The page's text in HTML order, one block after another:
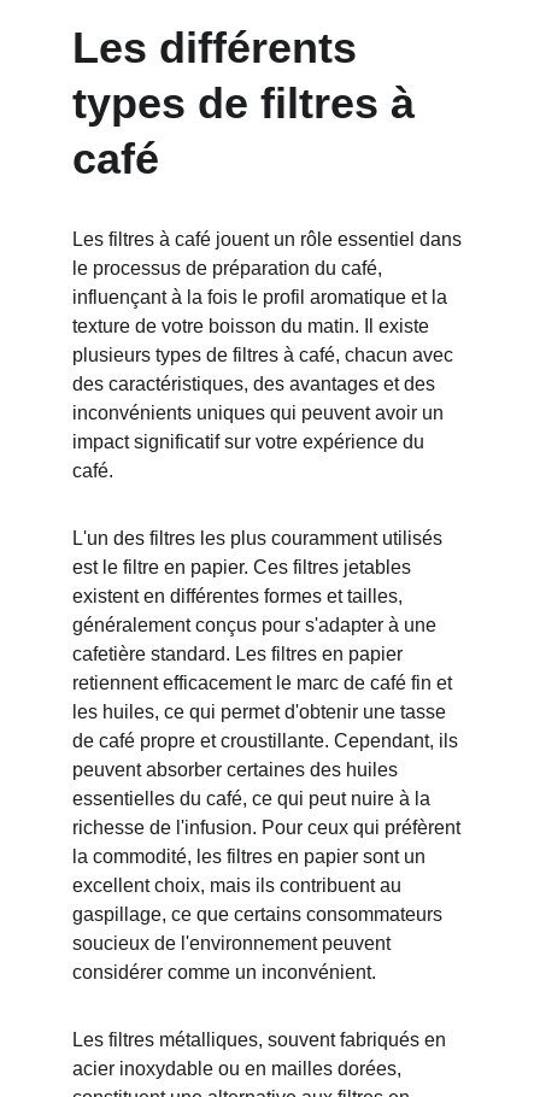
Les différents
types de filtres à
café
Les filtres à café jouent un rôle essentiel dans
le processus de préparation du café,
influençant à la fois le profil aromatique et la
texture de votre boisson du matin. Il existe
plusieurs types de filtres à café, chacun avec
des caractéristiques, des avantages et des
inconvénients uniques qui peuvent avoir un
impact significatif sur votre expérience du
café.
L'un des filtres les plus couramment utilisés
est le filtre en papier. Ces filtres jetables
existent en différentes formes et tailles,
généralement conçus pour s'adapter à une
cafetière standard. Les filtres en papier
retiennent efficacement le marc de café fin et
les huiles, ce qui permet d'obtenir une tasse
de café propre et croustillante. Cependant, ils
peuvent absorber certaines des huiles
essentielles du café, ce qui peut nuire à la
richesse de l'infusion. Pour ceux qui préfèrent
la commodité, les filtres en papier sont un
excellent choix, mais ils contribuent au
gaspillage, ce que certains consommateurs
soucieux de l'environnement peuvent
considérer comme un inconvénient.
Les filtres métalliques, souvent fabriqués en
acier inoxydable ou en mailles dorées,